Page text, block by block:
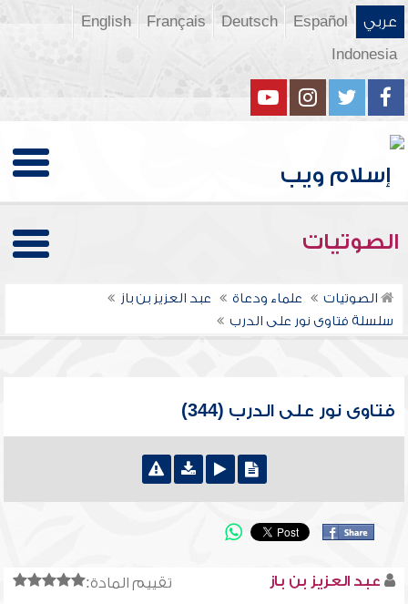
عربي Español
Deutsch
Français
English
Indonesia
الصوتيات
الصوتيات علماء ودعاة
عبد العزيز بن باز
سلسلة فتاوى نور على الدرب
فتاوى نور على الدرب (344)
تقييم المادة: عبد العزيز بن باز